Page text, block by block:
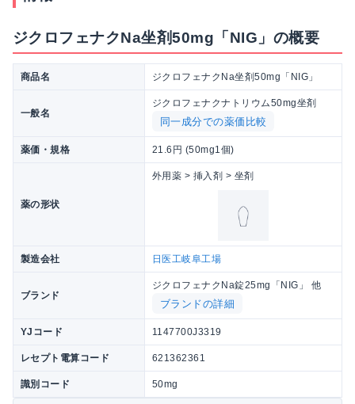
ジクロフェナクNa坐剤50mg「NIG」の概要
商品名 ジクロフェナクNa坐剤50mg「NIG」
一般名
ジクロフェナクナトリウム50mg坐剤
同一成分での薬価比較
薬価・規格 21.6円 (50mg1個)
薬の形状
外用薬 > 挿入剤 > 坐剤
製造会社 日医工岐阜工場
ブランド
ジクロフェナクNa錠25mg「NIG」 他
ブランドの詳細
YJコード 1147700J3319
レセプト電算コード 621362361
識別コード 50mg